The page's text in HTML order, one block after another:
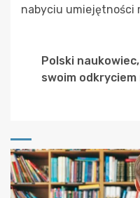
nabyciu umiejętności
Continue
Reading
Polski
swoim